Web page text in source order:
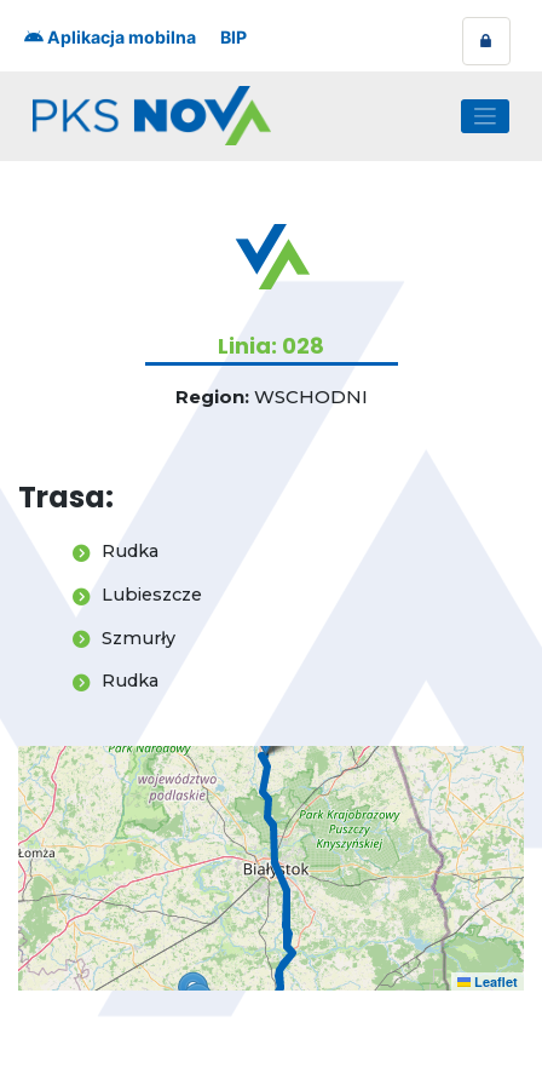
Aplikacja mobilna BIP
Linia: 028
Region:WSCHODNI
Trasa:
Rudka
Lubieszcze
Szmurły
Rudka
Leaflet